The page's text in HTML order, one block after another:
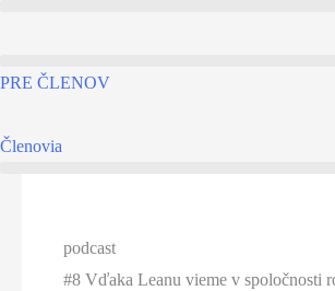
obsah
PRE ČLENOV
Členovia
podcast
#8 Vďaka Leanu vieme v spoločnosti